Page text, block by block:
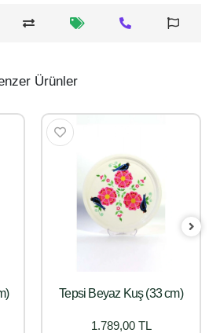
Ürünler
Tepsi Beyaz Kuş (33 cm)
1.789,00 TL